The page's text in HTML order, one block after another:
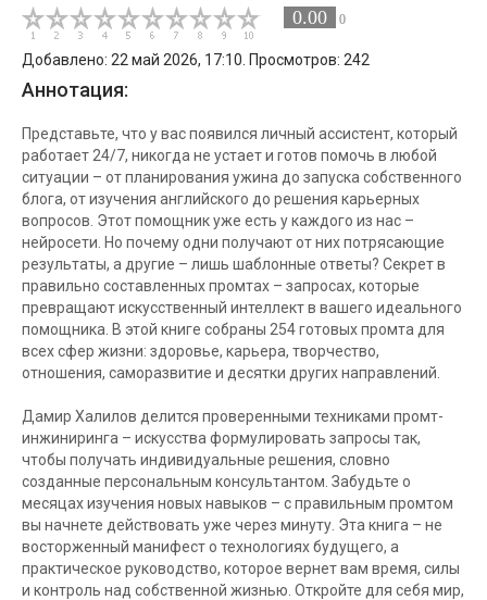
0.00 0
Добавлено: 22 май 2026, 17:10. Просмотров: 242
Аннотация:
Представьте, что у вас появился личный ассистент, который
работает 24/7, никогда не устает и готов помочь в любой
ситуации – от планирования ужина до запуска собственного
блога, от изучения английского до решения карьерных
вопросов. Этот помощник уже есть у каждого из нас –
нейросети. Но почему одни получают от них потрясающие
результаты, а другие – лишь шаблонные ответы? Секрет в
правильно составленных промтах – запросах, которые
превращают искусственный интеллект в вашего идеального
помощника. В этой книге собраны 254 готовых промта для
всех сфер жизни: здоровье, карьера, творчество,
отношения, саморазвитие и десятки других направлений.
Дамир Халилов делится проверенными техниками промт-
инжиниринга – искусства формулировать запросы так,
чтобы получать индивидуальные решения, словно
созданные персональным консультантом. Забудьте о
месяцах изучения новых навыков – с правильным промтом
вы начнете действовать уже через минуту. Эта книга – не
восторженный манифест о технологиях будущего, а
практическое руководство, которое вернет вам время, силы
и контроль над собственной жизнью. Откройте для себя мир,